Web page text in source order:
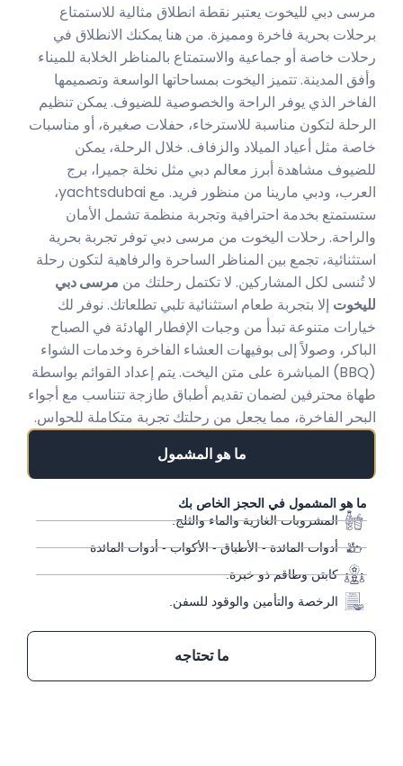
مرسى دبي لليخوت يعتبر نقطة انطلاق مثالية للاستمتاع
برحلات بحرية فاخرة ومميزة. من هنا يمكنك الانطلاق في
رحلات خاصة أو جماعية والاستمتاع بالمناظر الخلابة للميناء
وأفق المدينة.تتميز اليخوت بمساحاتها الواسعة وتصميمها
الفاخر الذي يوفر الراحة والخصوصية للضيوف. يمكن تنظيم
الرحلة لتكون مناسبة للاسترخاء، حفلات صغيرة، أو مناسبات
خاصة مثل أعياد الميلاد والزفاف. خلال الرحلة، يمكن
للضيوف مشاهدة أبرز معالم دبي مثل نخلة جميرا، برج
العرب، ودبي مارينا من منظور فريد.
مع yachtsdubai،
ستستمتع بخدمة احترافية وتجربة منظمة تشمل الأمان
والراحة. رحلات اليخوت من مرسى دبي توفر تجربة بحرية
استثنائية، تجمع بين المناظر الساحرة والرفاهية لتكون رحلة
لا تُنسى لكل المشاركين. لا تكتمل رحلتك من مرسى دبي
لليخوت إلا بتجربة طعام استثنائية تلبي تطلعاتك. نوفر لك
خيارات متنوعة تبدأ من وجبات الإفطار الهادئة في الصباح
الباكر، وصولاً إلى بوفيهات العشاء الفاخرة وخدمات الشواء
(BBQ) المباشرة على متن اليخت. يتم إعداد القوائم بواسطة
طهاة محترفين لضمان تقديم أطباق طازجة تتناسب مع أجواء
البحر الفاخرة، مما يجعل من رحلتك تجربة متكاملة للحواس.
ما هو المشمول
ما تحتاجه
ما هو المشمول في الحجز الخاص بك
المشروبات الغازية والماء والثلج.
أدوات المائدة - الأطباق - الأكواب - أدوات المائدة
كابتن وطاقم ذو خبرة.
الرخصة والتأمين والوقود للسفن.